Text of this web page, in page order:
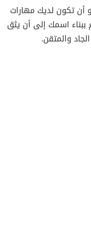
أن تكون لديك مهارات
اسمك إلى أن يثق
والمتقن.